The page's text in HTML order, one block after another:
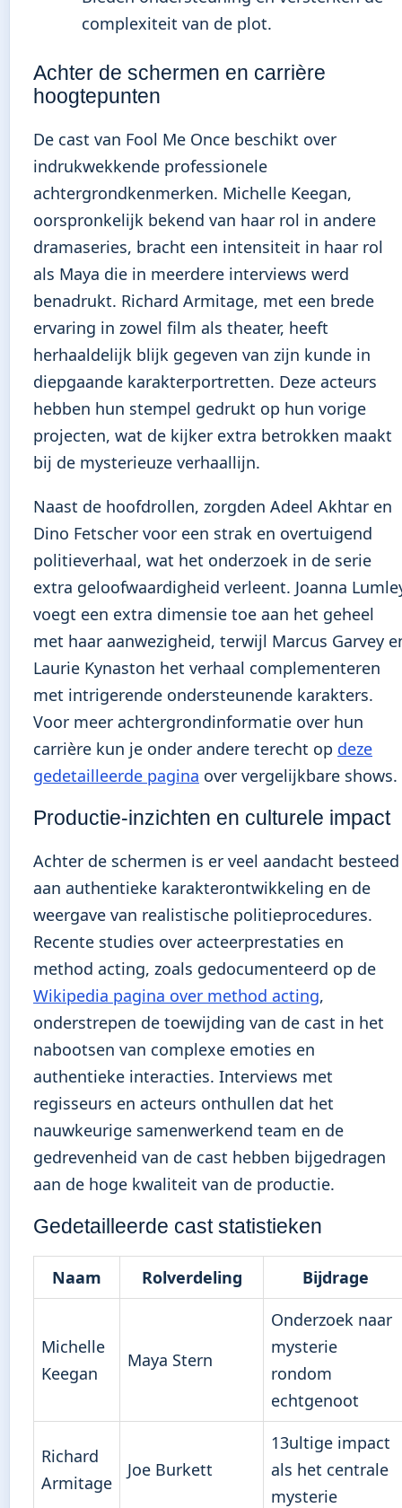
complexiteit van de plot.
Achter de schermen en carrière
hoogtepunten
De cast van Fool Me Once beschikt over
indrukwekkende professionele
achtergrondkenmerken. Michelle Keegan,
oorspronkelijk bekend van haar rol in andere
dramaseries, bracht een intensiteit in haar rol
als Maya die in meerdere interviews werd
benadrukt. Richard Armitage, met een brede
ervaring in zowel film als theater, heeft
herhaaldelijk blijk gegeven van zijn kunde in
diepgaande karakterportretten. Deze acteurs
hebben hun stempel gedrukt op hun vorige
projecten, wat de kijker extra betrokken maakt
bij de mysterieuze verhaallijn.
Naast de hoofdrollen, zorgden Adeel Akhtar en
Dino Fetscher voor een strak en overtuigend
politieverhaal, wat het onderzoek in de serie
extra geloofwaardigheid verleent. Joanna
voegt een extra dimensie toe aan het geheel
met haar aanwezigheid, terwijl Marcus Garvey
Laurie Kynaston het verhaal complementeren
met intrigerende ondersteunende karakters.
Voor meer achtergrondinformatie over hun
carrière kun je onder andere terecht op deze
gedetailleerde pagina over vergelijkbare shows.
Productie-inzichten en culturele impact
Achter de schermen is er veel aandacht besteed
aan authentieke karakterontwikkeling en de
weergave van realistische politieprocedures.
Recente studies over acteerprestaties en
method acting, zoals gedocumenteerd op de
Wikipedia pagina over method acting,
onderstrepen de toewijding van de cast in het
nabootsen van complexe emoties en
authentieke interacties. Interviews met
regisseurs en acteurs onthullen dat het
nauwkeurige samenwerkend team en de
gedrevenheid van de cast hebben bijgedragen
aan de hoge kwaliteit van de productie.
Gedetailleerde cast statistieken
Naam Rolverdeling Bijdrage
Michelle
Keegan
Maya Stern
Onderzoek naar
mysterie
rondom
echtgenoot
Richard
Armitage
Joe Burkett
13ultige impact
als het centrale
mysterie